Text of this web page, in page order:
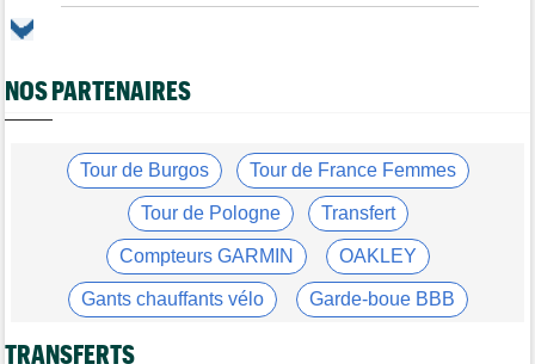
Tour de France Femmes
19:13
Tour de France Femmes
Kim Le Court Pienaar : "La course a été complètement folle"
Isaac Del Toro prolonge avec UAE Team Emirates-XRG jusqu'en
18:37
Tour de Burgos
Felix Gall : "J’espère conserver ce maillot de leader"
NOS PARTENAIRES
Tour de Burgos Tour de France Femmes
Tour de Pologne Transfert
Compteurs GARMIN OAKLEY
Gants chauffants vélo Garde-boue BBB
Casque ABUS
TRANSFERTS